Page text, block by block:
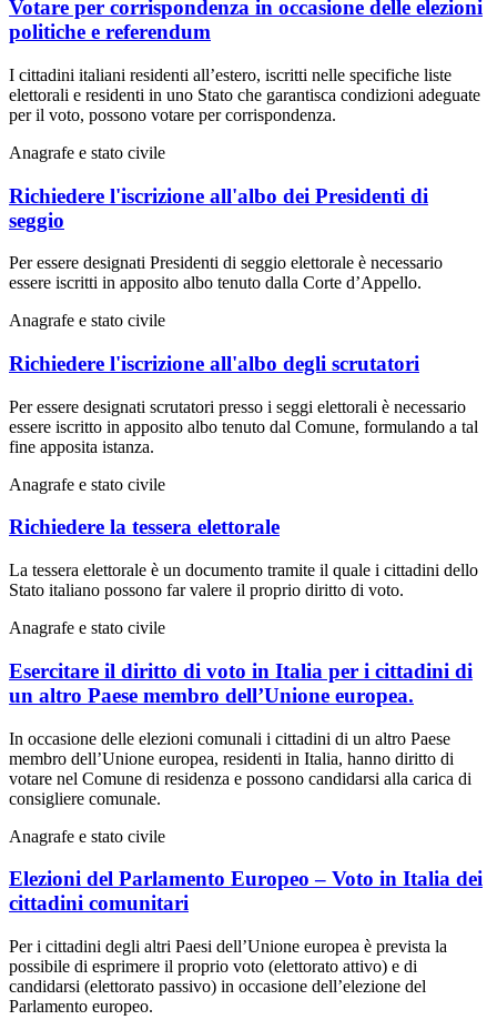
Votare per corrispondenza in occasione delle elezioni
politiche e referendum
I cittadini italiani residenti all’estero, iscritti nelle specifiche liste
elettorali e residenti in uno Stato che garantisca condizioni adeguate
per il voto, possono votare per corrispondenza.
Anagrafe e stato civile
Richiedere l'iscrizione all'albo dei Presidenti di
seggio
Per essere designati Presidenti di seggio elettorale è necessario
essere iscritti in apposito albo tenuto dalla Corte d’Appello.
Anagrafe e stato civile
Richiedere l'iscrizione all'albo degli scrutatori
Per essere designati scrutatori presso i seggi elettorali è necessario
essere iscritto in apposito albo tenuto dal Comune, formulando a tal
fine apposita istanza.
Anagrafe e stato civile
Richiedere la tessera elettorale
La tessera elettorale è un documento tramite il quale i cittadini dello
Stato italiano possono far valere il proprio diritto di voto.
Anagrafe e stato civile
Esercitare il diritto di voto in Italia per i cittadini di
un altro Paese membro dell’Unione europea.
In occasione delle elezioni comunali i cittadini di un altro Paese
membro dell’Unione europea, residenti in Italia, hanno diritto di
votare nel Comune di residenza e possono candidarsi alla carica di
consigliere comunale.
Anagrafe e stato civile
Elezioni del Parlamento Europeo – Voto in Italia dei
cittadini comunitari
Per i cittadini degli altri Paesi dell’Unione europea è prevista la
possibile di esprimere il proprio voto (elettorato attivo) e di
candidarsi (elettorato passivo) in occasione dell’elezione del
Parlamento europeo.